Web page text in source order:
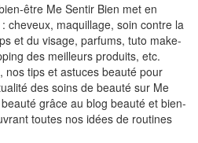
être Me Sentir Bien met en
cheveux, maquillage, soin contre la
et du visage, parfums, tuto make-
des meilleurs produits, etc.
nos tips et astuces beauté pour
des soins de beauté sur Me
grâce au blog beauté et bien-
toutes nos idées de routines